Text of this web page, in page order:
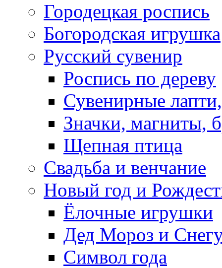
Городецкая роспись
Богородская игрушка
Русский сувенир
Роспись по дереву
Сувенирные
Значки, магниты,
Щепная птица
Свадьба и венчание
Новый год и
Ёлочные игрушки
Дед Мороз и
Символ года